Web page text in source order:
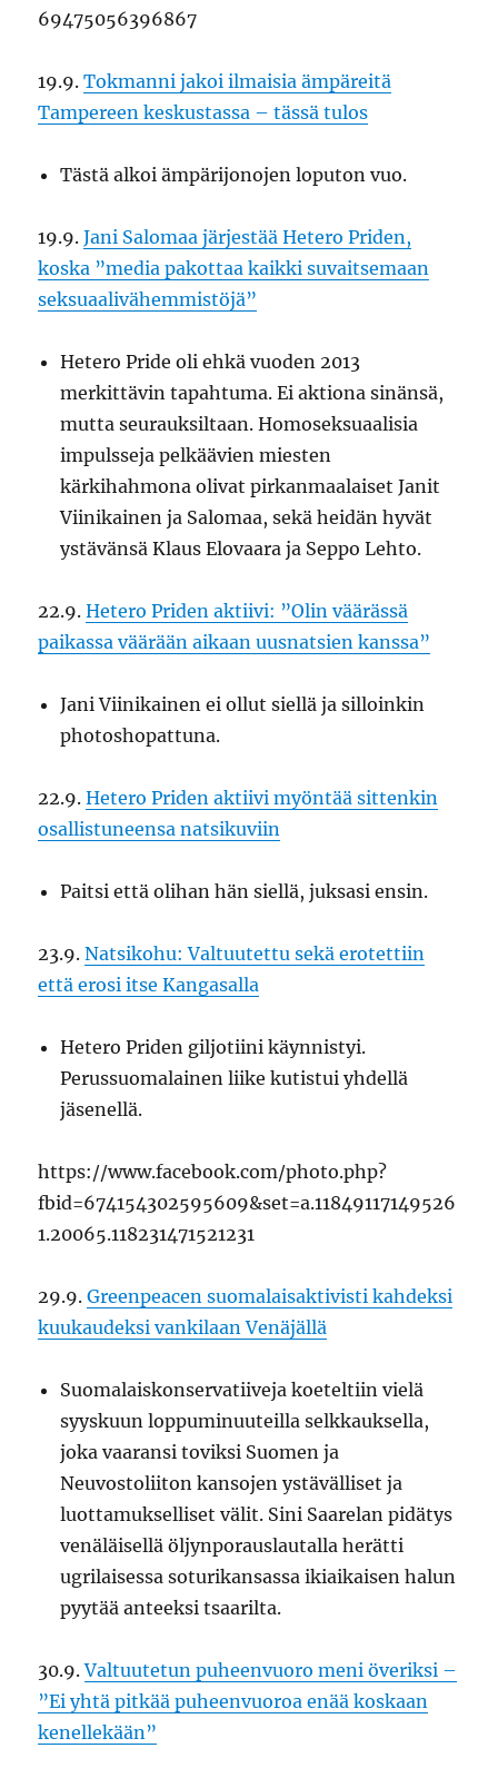
69475056396867
19.9.Tokmanni jakoi ilmaisia ämpäreitä
Tampereen keskustassa – tässä tulos
Tästä alkoi ämpärijonojen loputon vuo.
19.9.Jani Salomaa järjestää Hetero Priden,
koska ”media pakottaa kaikki suvaitsemaan
seksuaalivähemmistöjä”
Hetero Pride oli ehkä vuoden 2013
merkittävin tapahtuma. Ei aktiona sinänsä,
mutta seurauksiltaan. Homoseksuaalisia
impulsseja pelkäävien miesten
kärkihahmona olivat pirkanmaalaiset Janit
Viinikainen ja Salomaa, sekä heidän hyvät
ystävänsä Klaus Elovaara ja Seppo Lehto.
22.9.Hetero Priden aktiivi: ”Olin väärässä
paikassa väärään aikaan uusnatsien kanssa”
Jani Viinikainen ei ollut siellä ja silloinkin
photoshopattuna.
22.9.Hetero Priden aktiivi myöntää sittenkin
osallistuneensa natsikuviin
Paitsi että olihan hän siellä, juksasi ensin.
23.9.Natsikohu: Valtuutettu sekä erotettiin
että erosi itse Kangasalla
Hetero Priden giljotiini käynnistyi.
Perussuomalainen liike kutistui yhdellä
jäsenellä.
https://www.facebook.com/photo.php?
fbid=674154302595609&set=a.11849117149526
1.20065.118231471521231
29.9.Greenpeacen suomalaisaktivisti kahdeksi
kuukaudeksi vankilaan Venäjällä
Suomalaiskonservatiiveja koeteltiin vielä
syyskuun loppuminuuteilla selkkauksella,
joka vaaransi toviksi Suomen ja
Neuvostoliiton kansojen ystävälliset ja
luottamukselliset välit. Sini Saarelan pidätys
venäläisellä öljynporauslautalla herätti
ugrilaisessa soturikansassa ikiaikaisen halun
pyytää anteeksi tsaarilta.
30.9.Valtuutetun puheenvuoro meni överiksi –
”Ei yhtä pitkää puheenvuoroa enää koskaan
kenellekään”